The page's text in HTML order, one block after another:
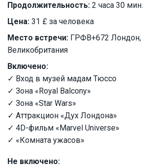
Продолжительность: 2 часа 30 мин.
Цена: 31 £ за человека
Место встречи: ГРФВ+672 Лондон,
Великобритания
Включено:
✓ Вход в музей мадам Тюссо
✓ Зона «Royal Balcony»
✓ Зона «Star Wars»
✓ Аттракцион «Дух Лондона»
✓ 4D-фильм «Marvel Universe»
✓ «Комната ужасов»
Не включено: